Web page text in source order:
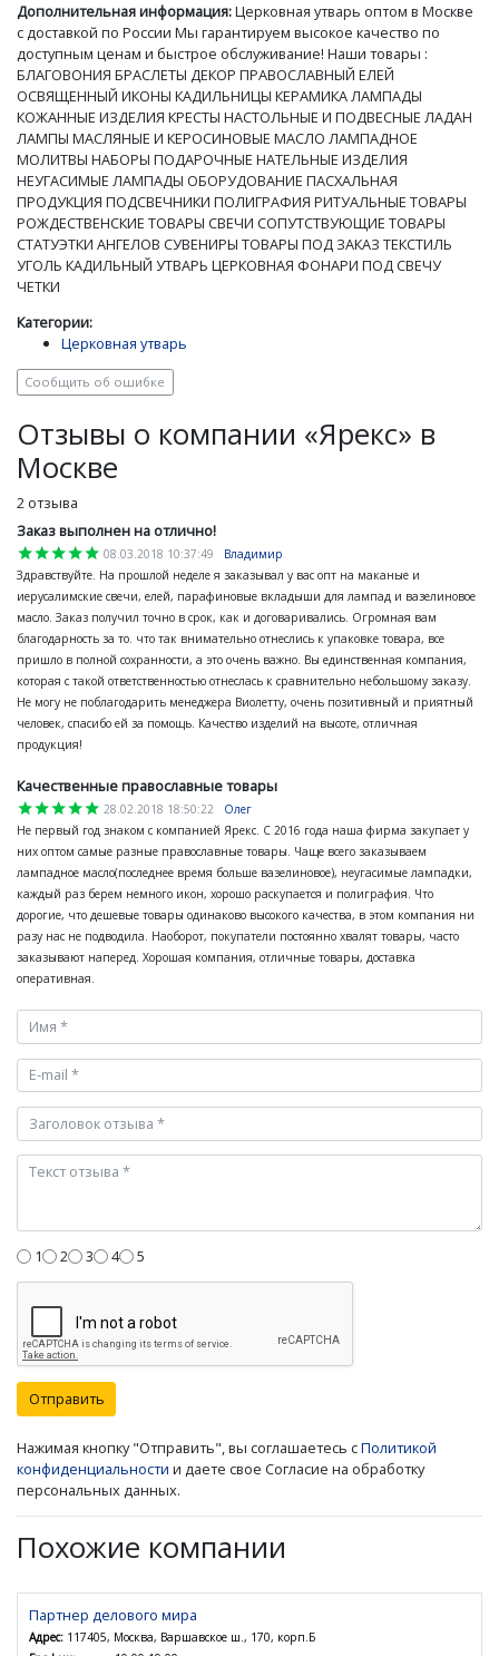
Дополнительная информация:Церковная утварь оптом в Москве
с доставкой по России Мы гарантируем высокое качество по
доступным ценам и быстрое обслуживание! Наши товары :
БЛАГОВОНИЯ БРАСЛЕТЫ ДЕКОР ПРАВОСЛАВНЫЙ ЕЛЕЙ
ОСВЯЩЕННЫЙ ИКОНЫ КАДИЛЬНИЦЫ КЕРАМИКА ЛАМПАДЫ
КОЖАННЫЕ ИЗДЕЛИЯ КРЕСТЫ НАСТОЛЬНЫЕ И ПОДВЕСНЫЕ ЛАДАН
ЛАМПЫ МАСЛЯНЫЕ И КЕРОСИНОВЫЕ МАСЛО ЛАМПАДНОЕ
МОЛИТВЫ НАБОРЫ ПОДАРОЧНЫЕ НАТЕЛЬНЫЕ ИЗДЕЛИЯ
НЕУГАСИМЫЕ ЛАМПАДЫ ОБОРУДОВАНИЕ ПАСХАЛЬНАЯ
ПРОДУКЦИЯ ПОДСВЕЧНИКИ ПОЛИГРАФИЯ РИТУАЛЬНЫЕ ТОВАРЫ
РОЖДЕСТВЕНСКИЕ ТОВАРЫ СВЕЧИ СОПУТСТВУЮЩИЕ ТОВАРЫ
СТАТУЭТКИ АНГЕЛОВ СУВЕНИРЫ ТОВАРЫ ПОД ЗАКАЗ ТЕКСТИЛЬ
УГОЛЬ КАДИЛЬНЫЙ УТВАРЬ ЦЕРКОВНАЯ ФОНАРИ ПОД СВЕЧУ
ЧЕТКИ
Категории:
Церковная утварь
Сообщить об ошибке
Отзывы о компании «Ярекс» в
Москве
2 отзыва
Заказ выполнен на отлично!
star
star
star
star
star 08.03.2018 10:37:49
Владимир
Здравствуйте. На прошлой неделе я заказывал у вас опт на маканые и
иерусалимские свечи, елей, парафиновые вкладыши для лампад и вазелиновое
масло. Заказ получил точно в срок, как и договаривались. Огромная вам
благодарность за то. что так внимательно отнеслись к упаковке товара, все
пришло в полной сохранности, а это очень важно. Вы единственная компания,
которая с такой ответственностью отнеслась к сравнительно небольшому заказу.
Не могу не поблагодарить менеджера Виолетту, очень позитивный и приятный
человек, спасибо ей за помощь. Качество изделий на высоте, отличная
продукция!
Качественные православные товары
star
star
star
star
star 28.02.2018 18:50:22
Олег
Не первый год знаком с компанией Ярекс. С 2016 года наша фирма закупает у
них оптом самые разные православные товары. Чаще всего заказываем
лампадное масло(последнее время больше вазелиновое), неугасимые лампадки,
каждый раз берем немного икон, хорошо раскупается и полиграфия. Что
дорогие, что дешевые товары одинаково высокого качества, в этом компания ни
разу нас не подводила. Наоборот, покупатели постоянно хвалят товары, часто
заказывают наперед. Хорошая компания, отличные товары, доставка
оперативная.
1 2 3 4 5
Отправить
Нажимая кнопку "Отправить", вы соглашаетесь сПолитикой
конфиденциальности и даете свое Согласие на обработку
персональных данных.
Похожие компании
Партнер делового мира
Адрес: 117405, Москва, Варшавское ш., 170, корп.Б